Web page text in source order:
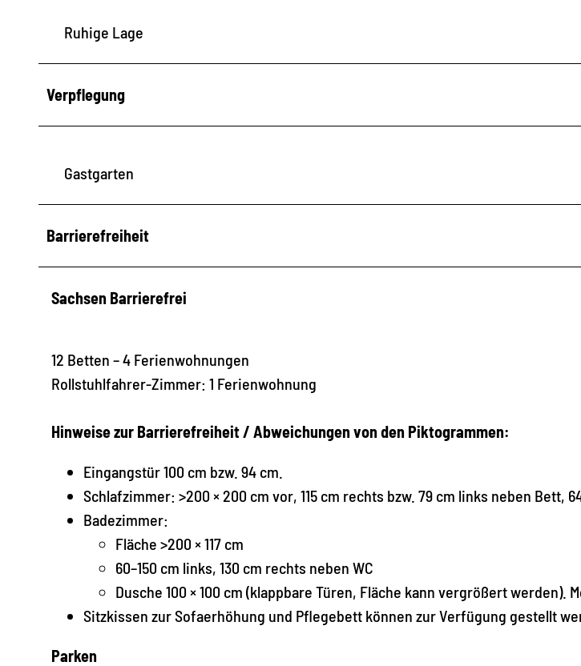
Ruhige Lage
Verpflegung
Gastgarten
Barrierefreiheit
Sachsen Barrierefrei
12 Betten – 4 Ferienwohnungen
Rollstuhlfahrer-Zimmer: 1 Ferienwohnung
Hinweise zur Barrierefreiheit / Abweichungen von den Piktogrammen:
Eingangstür 100 cm bzw. 94 cm.
Schlafzimmer: >200 × 200 cm vor, 115 cm rechts bzw. 79 cm links neben Bett,
Badezimmer:
Fläche >200 × 117 cm
60–150 cm links, 130 cm rechts neben WC
Dusche 100 × 100 cm (klappbare Türen, Fläche kann vergrößert werden).
Sitzkissen zur Sofaerhöhung und Pflegebett können zur Verfügung gestellt
Parken